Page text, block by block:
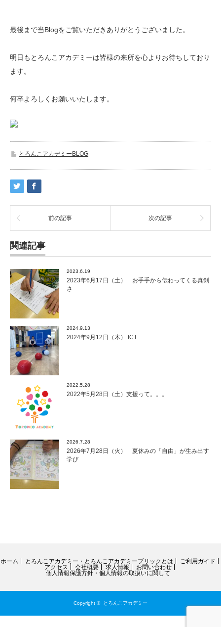
最後まで当Blogをご覧いただきありがとうございました。
明日もとろんこアカデミーは皆様の来所を心よりお待ちしており
ます。
何卒よろしくお願いいたします。
とろんこアカデミーBLOG
前の記事 次の記事
関連記事
2023.6.19
2023年6月17日（土） お手手から伝わってくる真剣
さ
2024.9.13
2024年9月12日（木） ICT
2022.5.28
2022年5月28日（土）支援って。。。
2026.7.28
2026年7月28日（火） 夏休みの「自由」が生み出す
学び
ホーム とろんこアカデミー・とろんこアカデミーブリックとは
ご利用ガイド
アクセス
会社概要 求人情報
お問い合わせ
個人情報保護方針・個人情報の取扱いに関して
Copyright © とろんこアカデミー